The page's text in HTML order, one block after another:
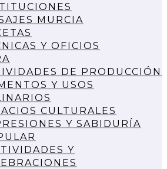
MURCIA
Y OFICIOS
DE PRODUCCIÓN
Y USOS
CULTURALES
Y SABIDURÍA
Y